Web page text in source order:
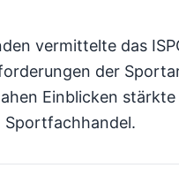
vermittelte das
der
Einblicken